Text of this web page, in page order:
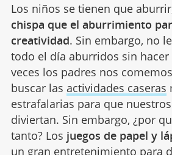
Los niños se tienen que
chispa que el aburrimiento
creatividad. Sin embargo, no
todo el día aburridos sin hacer
veces los padres nos
buscar las actividades caseras
estrafalarias para que
diviertan. Sin embargo, ¿por
tanto? Los juegos de papel y
un gran entretenimiento para